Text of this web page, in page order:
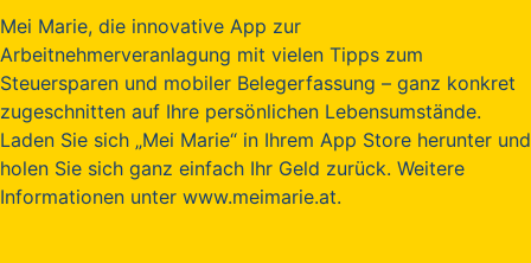
Mei Marie, die innovative App zur
Arbeitnehmerveranlagung mit vielen Tipps zum
Steuersparen und mobiler Belegerfassung – ganz konkret
zugeschnitten auf Ihre persönlichen Lebensumstände.
Laden Sie sich „Mei Marie“ in Ihrem App Store herunter und
holen Sie sich ganz einfach Ihr Geld zurück. Weitere
Informationen unter www.meimarie.at.